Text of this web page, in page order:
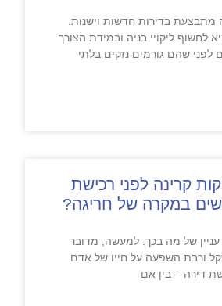
מתבצעת בדירות חדשות וישנות.
לחשוף ליקויי בניה ובמידת הצורך
לפני שהם גורמים נזקים בלתי
קרינה לפני רכישת
במקרה של חריגה?
עניין של מה בכך. למעשה, מדובר
ורבת השפעה על חייו של אדם
דירה – בין אם